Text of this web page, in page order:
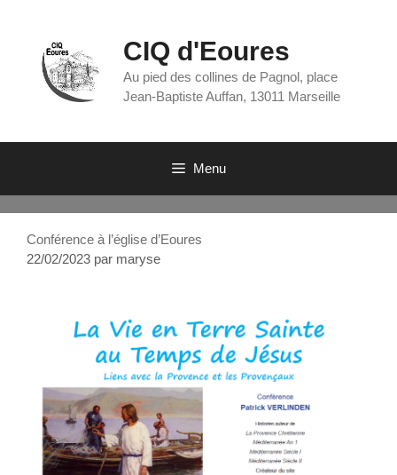
CIQ d'Eoures
Au pied des collines de Pagnol, place
Jean-Baptiste Auffan, 13011 Marseille
Menu
Conférence à l’église d’Eoures
22/02/2023 par maryse